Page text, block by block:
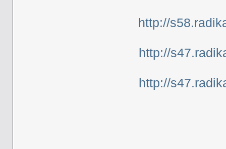
http://
http://
http://